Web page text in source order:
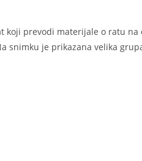
prevodi materijale o ratu
snimku je prikazana velika